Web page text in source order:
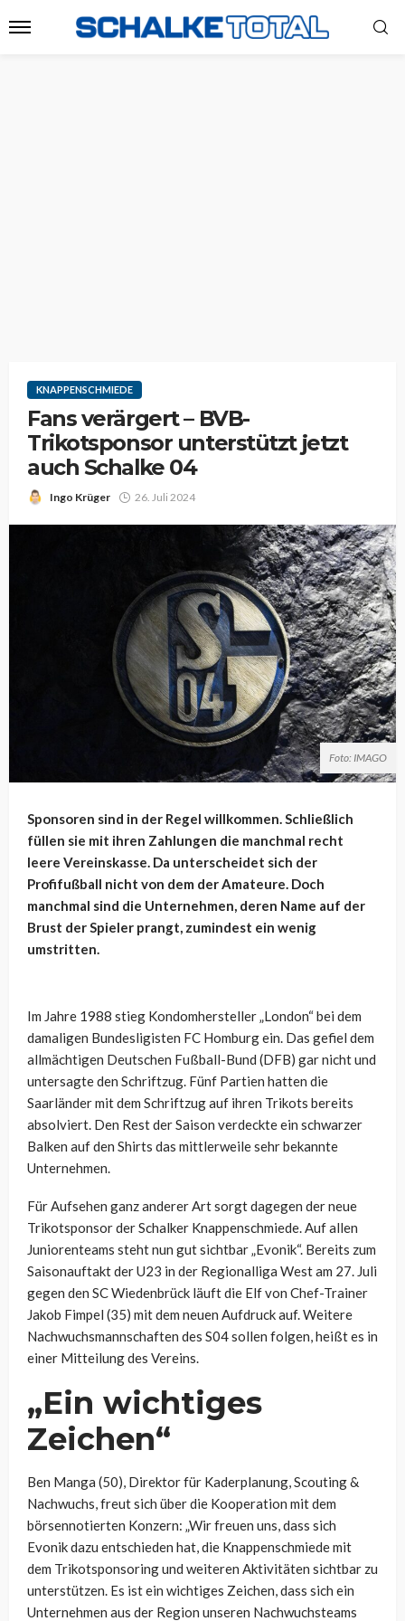
KNAPPENSCHMIEDE
Fans verärgert – BVB-
Trikotsponsor unterstützt jetzt
auch Schalke 04
Ingo Krüger 26. Juli 2024
Foto: IMAGO
Sponsoren sind in der Regel willkommen. Schließlich
füllen sie mit ihren Zahlungen die manchmal recht
leere Vereinskasse. Da unterscheidet sich der
Profifußball nicht von dem der Amateure. Doch
manchmal sind die Unternehmen, deren Name auf der
Brust der Spieler prangt, zumindest ein wenig
umstritten.
Im Jahre 1988 stieg Kondomhersteller „London“ bei dem
damaligen Bundesligisten FC Homburg ein. Das gefiel dem
allmächtigen Deutschen Fußball-Bund (DFB) gar nicht und
untersagte den Schriftzug. Fünf Partien hatten die
Saarländer mit dem Schriftzug auf ihren Trikots bereits
absolviert. Den Rest der Saison verdeckte ein schwarzer
Balken auf den Shirts das mittlerweile sehr bekannte
Unternehmen.
Für Aufsehen ganz anderer Art sorgt dagegen der neue
Trikotsponsor der Schalker Knappenschmiede. Auf allen
Juniorenteams steht nun gut sichtbar „Evonik“. Bereits zum
Saisonauftakt der U23 in der Regionalliga West am 27. Juli
gegen den SC Wiedenbrück läuft die Elf von Chef-Trainer
Jakob Fimpel (35) mit dem neuen Aufdruck auf. Weitere
Nachwuchsmannschaften des S04 sollen folgen, heißt es in
einer Mitteilung des Vereins.
„Ein wichtiges
Zeichen“
Ben Manga (50), Direktor für Kaderplanung, Scouting &
Nachwuchs, freut sich über die Kooperation mit dem
börsennotierten Konzern: „Wir freuen uns, dass sich
Evonik dazu entschieden hat, die Knappenschmiede mit
dem Trikotsponsoring und weiteren Aktivitäten sichtbar zu
unterstützen. Es ist ein wichtiges Zeichen, dass sich ein
Unternehmen aus der Region unseren Nachwuchsteams